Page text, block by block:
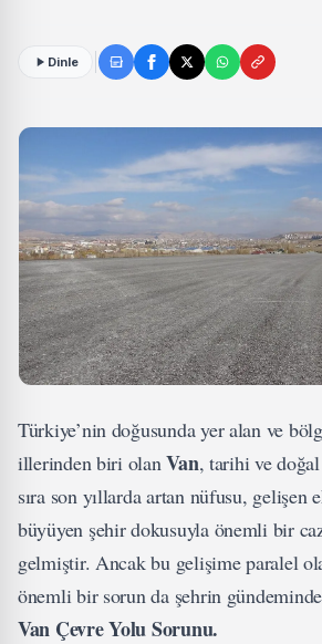
Dinle
Türkiye’nin doğusunda yer alan ve
illerinden biri olanVan, tarihi ve
sıra son yıllarda artan nüfusu, gelişen
büyüyen şehir dokusuyla önemli bir
gelmiştir. Ancak bu gelişime paralel
önemli bir sorun da şehrin
Van Çevre Yolu Sorunu.